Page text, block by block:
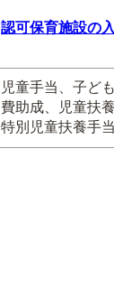
認可保育施設の
児童手当、子ど
費助成、児童扶
特別児童扶養手当